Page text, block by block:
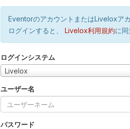
EventorのアカウントまたはLiveloxア
ログインすると、
Livelox利用規約に同
ログインシステム
Livelox
ユーザー名
パスワード